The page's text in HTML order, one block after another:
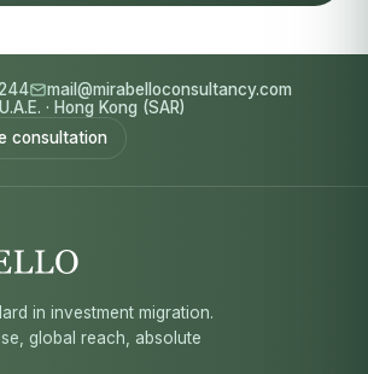
mail@mirabelloconsultancy.com
U.A.E. · Hong Kong (SAR)
consultation
in investment migration.
global reach, absolute